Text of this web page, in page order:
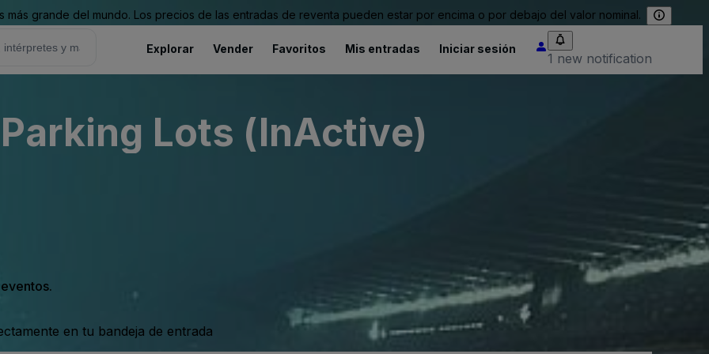
grande del mundo. Los precios de las entradas de reventa pueden estar por encima o por debajo del valor nominal.
Explorar Vender Favoritos Mis entradas Iniciar sesión
1 new notification
Lots (InActive)
en tu bandeja de entrada